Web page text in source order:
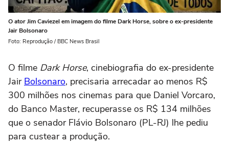
O ator Jim Caviezel em imagem do filme Dark Horse, sobre o ex-presidente
Jair Bolsonaro
Foto: Reprodução / BBC News Brasil
O filme Dark Horse, cinebiografia do ex-presidente
Jair Bolsonaro, precisaria arrecadar ao menos R$
300 milhões nos cinemas para que Daniel Vorcaro,
do Banco Master, recuperasse os R$ 134 milhões
que o senador Flávio Bolsonaro (PL-RJ) lhe pediu
para custear a produção.